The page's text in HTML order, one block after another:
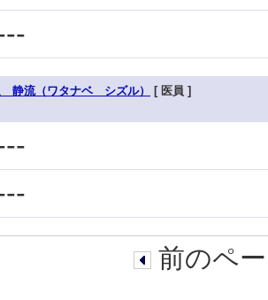
静流（ワタナベ シズル） [ 医員 ]
前のペ